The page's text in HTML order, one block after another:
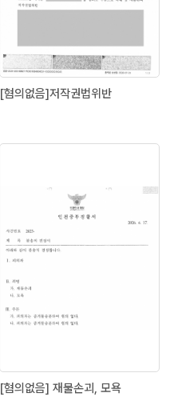
[혐의없음]저작권법위반
[혐의없음] 재물손괴, 모욕